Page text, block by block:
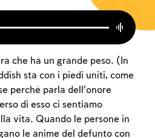
che ha un grande peso. (In
sta con i piedi uniti, come
perché parla dell’onore
di esso ci sentiamo
vita. Quando le persone in
le anime del defunto con